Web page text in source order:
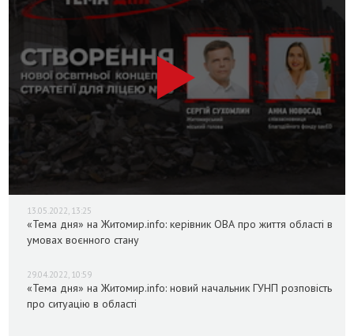
13.05.2022, 13:25
«Тема дня» на Житомир.info: керівник ОВА про життя області в
умовах воєнного стану
29.04.2022, 10:59
«Тема дня» на Житомир.info: новий начальник ГУНП розповість
про ситуацію в області